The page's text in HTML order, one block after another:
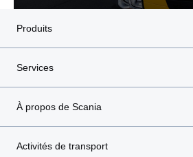
Produits
Services
À propos de Scania
Activités de transport